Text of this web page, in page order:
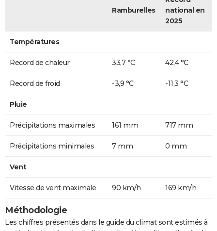
Ramburelles
national en
2025
Températures
Record de chaleur 33,7 °C 42,4 °C
Record de froid -3,9 °C -11,3 °C
Pluie
Précipitations maximales 161 mm 717 mm
Précipitations minimales 7 mm 0 mm
Vent
Vitesse de vent maximale 90 km/h 169 km/h
Méthodologie
Les chiffres présentés dans le guide du climat sont estimés à